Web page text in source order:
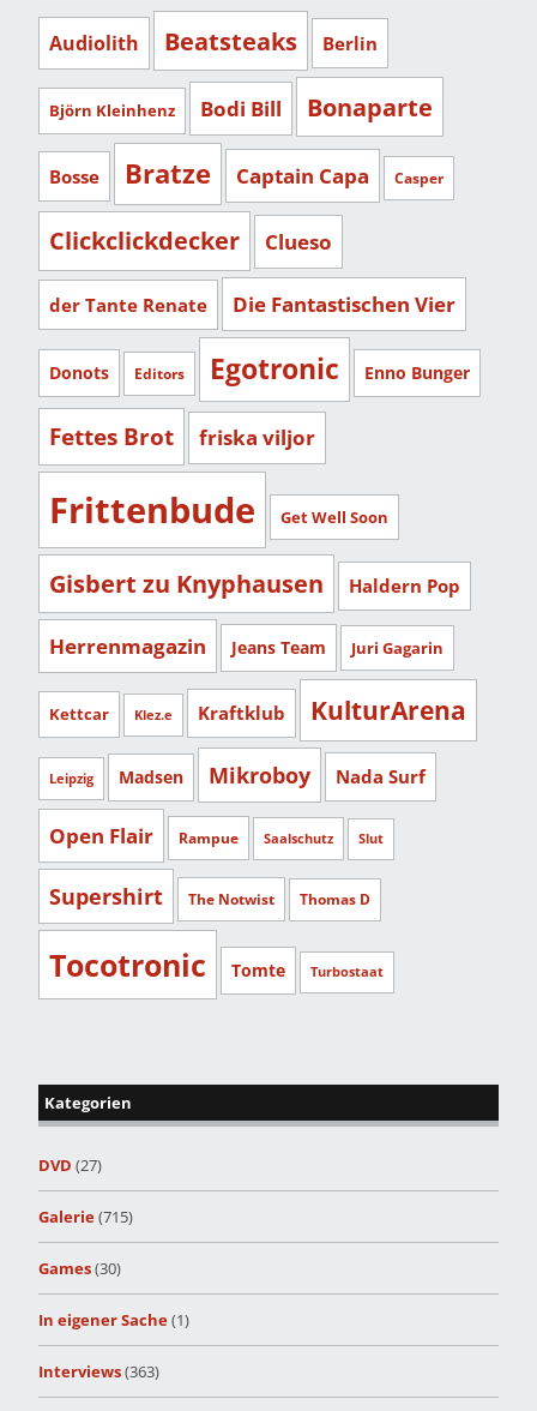
Audiolith Beatsteaks Berlin
Björn Kleinhenz Bodi Bill Bonaparte
Bosse Bratze Captain Capa Casper
Clickclickdecker Clueso
der Tante Renate Die Fantastischen Vier
Donots Editors Egotronic Enno Bunger
Fettes Brot friska viljor
Frittenbude Get Well Soon
Gisbert zu Knyphausen Haldern Pop
Herrenmagazin Jeans Team Juri Gagarin
Kettcar Klez.e Kraftklub KulturArena
Leipzig Madsen Mikroboy Nada Surf
Open Flair Rampue Saalschutz Slut
Supershirt The Notwist Thomas D
Tocotronic Tomte Turbostaat
Kategorien
DVD (27)
Galerie(715)
Games(30)
In eigener Sache(1)
Interviews(363)